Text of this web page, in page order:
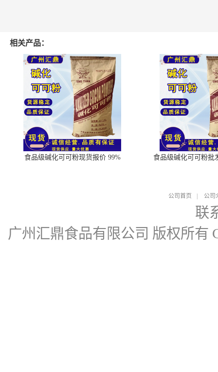
相关产品：
食品级碱化可可粉现货报价 99% 食品级碱化可可粉批
公司首页 公司
联
广州汇鼎食品有限公司 版权所有